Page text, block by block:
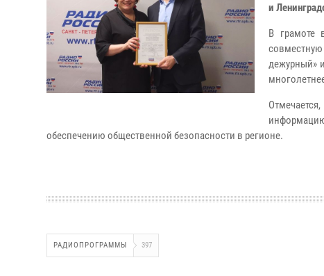
и
В грамоте
дежурный»
обеспечению общественной безопасности в регионе.
РАДИОПРОГРАММЫ 397